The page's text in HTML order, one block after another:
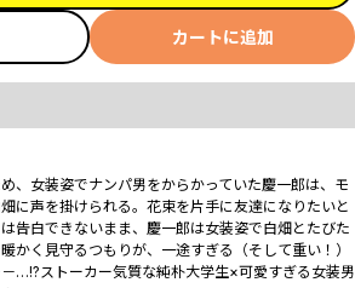
カートに追加
、女装姿でナンパ男をからかっていた慶一郎は、モ
に声を掛けられる。花束を片手に友達になりたいと
告白できないまま、慶一郎は女装姿で白畑とたびた
かく見守るつもりが、一途すぎる（そして重い！）
…!?ストーカー気質な純朴大学生×可愛すぎる女装男